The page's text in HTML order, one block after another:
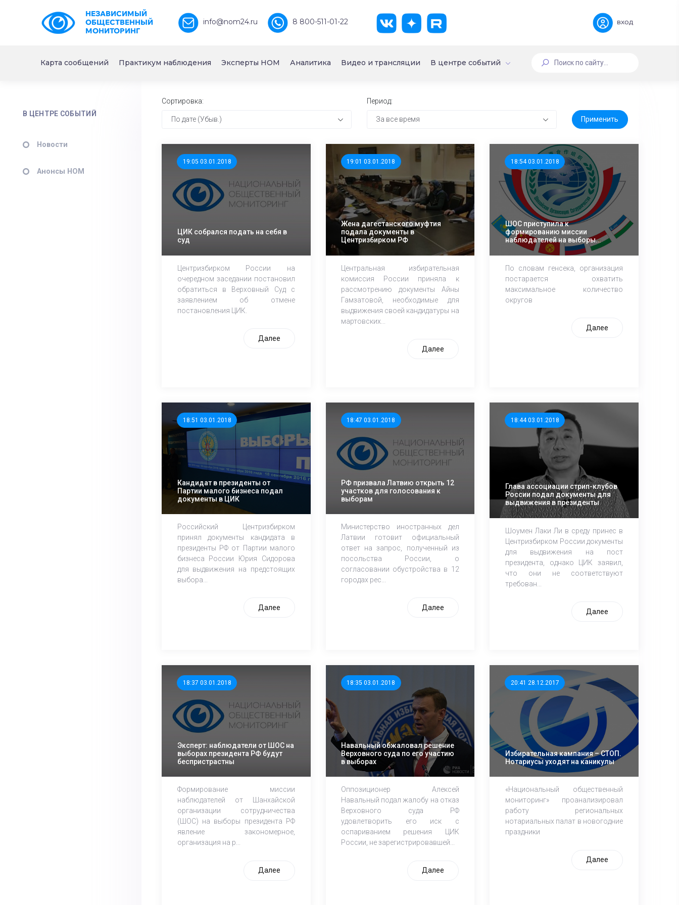
НЕЗАВИСИМЫЙ
ОБЩЕСТВЕННЫЙ
МОНИТОРИНГ
info@nom24.ru 8 800-511-01-22 вход
Карта сообщений Практикум наблюдения Эксперты НОМ Аналитика Видео и трансляции В центре событий
В ЦЕНТРЕ СОБЫТИЙ
Новости
Анонсы НОМ
Сортировка:
По дате (Убыв.)
Период:
За все время
19:05 03.01.2018
ЦИК собрался подать на себя в
суд
Центризбирком России на
очередном заседании постановил
обратиться в Верховный Суд с
заявлением об отмене
постановления ЦИК.
Далее
19:01 03.01.2018
Жена дагестанского муфтия
подала документы в
Центризбирком РФ
Центральная избирательная
комиссия России приняла к
рассмотрению документы Айны
Гамзатовой, необходимые для
выдвижения своей кандидатуры на
мартовских...
Далее
18:54 03.01.2018
ШОС приступила к
формированию миссии
наблюдателей на выборы
президента РФ
По словам генсека, организация
постарается охватить
максимальное количество
округов
Далее
18:51 03.01.2018
Кандидат в президенты от
Партии малого бизнеса подал
документы в ЦИК
Российский Центризбирком
принял документы кандидата в
президенты РФ от Партии малого
бизнеса России Юрия Сидорова
для выдвижения на предстоящих
выбора...
Далее
18:47 03.01.2018
РФ призвала Латвию открыть 12
участков для голосования к
выборам
Министерство иностранных дел
Латвии готовит официальный
ответ на запрос, полученный из
посольства России, о
согласовании обустройства в 12
городах рес...
Далее
18:44 03.01.2018
Глава ассоциации стрип-клубов
России подал документы для
выдвижения в президенты
Шоумен Лаки Ли в среду принес в
Центризбирком России документы
для выдвижения на пост
президента, однако ЦИК заявил,
что они не соответствуют
требован...
Далее
18:37 03.01.2018
Эксперт: наблюдатели от ШОС на
выборах президента РФ будут
беспристрастны
Формирование миссии
наблюдателей от Шанхайской
организации сотрудничества
(ШОС) на выборы президента РФ
явление закономерное,
организация на р...
Далее
18:35 03.01.2018
Навальный обжаловал решение
Верховного суда по его участию
в выборах
Оппозиционер Алексей
Навальный подал жалобу на отказ
Верховного суда РФ
удовлетворить его иск с
оспариванием решения ЦИК
России, не зарегистрировавшей...
Далее
20:41 28.12.2017
Избирательная кампания – СТОП.
Нотариусы уходят на каникулы
«Национальный общественный
мониторинг» проанализировал
работу региональных
нотариальных палат в новогодние
праздники
Далее